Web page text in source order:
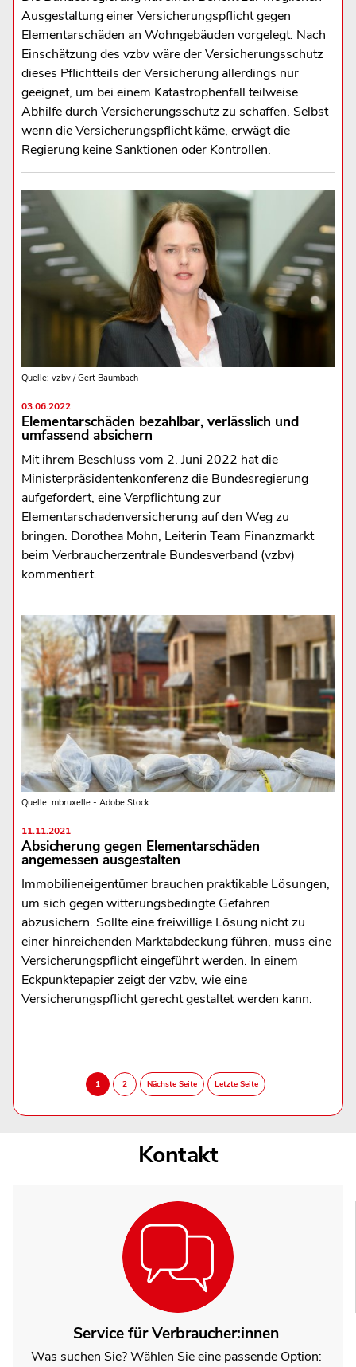
Ausgestaltung einer Versicherungspflicht gegen
Elementarschäden an Wohngebäuden vorgelegt. Nach
Einschätzung des vzbv wäre der Versicherungsschutz
dieses Pflichtteils der Versicherung allerdings nur
geeignet, um bei einem Katastrophenfall teilweise
Abhilfe durch Versicherungsschutz zu schaffen. Selbst
wenn die Versicherungspflicht käme, erwägt die
Regierung keine Sanktionen oder Kontrollen.
Quelle: vzbv / Gert Baumbach
03.06.2022
Elementarschäden bezahlbar, verlässlich und
umfassend absichern
Mit ihrem Beschluss vom 2. Juni 2022 hat die
Ministerpräsidentenkonferenz die Bundesregierung
aufgefordert, eine Verpflichtung zur
Elementarschadenversicherung auf den Weg zu
bringen. Dorothea Mohn, Leiterin Team Finanzmarkt
beim Verbraucherzentrale Bundesverband (vzbv)
kommentiert.
Quelle: mbruxelle - Adobe Stock
11.11.2021
Absicherung gegen Elementarschäden
angemessen ausgestalten
Immobilieneigentümer brauchen praktikable Lösungen,
um sich gegen witterungsbedingte Gefahren
abzusichern. Sollte eine freiwillige Lösung nicht zu
einer hinreichenden Marktabdeckung führen, muss eine
Versicherungspflicht eingeführt werden. In einem
Eckpunktepapier zeigt der vzbv, wie eine
Versicherungspflicht gerecht gestaltet werden kann.
Kontakt
Service für Verbraucher:innen
Was suchen Sie? Wählen Sie eine passende Option: